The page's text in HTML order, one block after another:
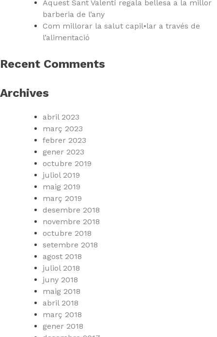
Aquest Sant Valentí regala bellesa a la millor
barberia de l’any
Com millorar la salut capil•lar a través de
l’alimentació
Recent Comments
Archives
abril 2023
març 2023
febrer 2023
gener 2023
octubre 2019
juliol 2019
maig 2019
març 2019
desembre 2018
novembre 2018
octubre 2018
setembre 2018
agost 2018
juliol 2018
juny 2018
maig 2018
abril 2018
març 2018
gener 2018